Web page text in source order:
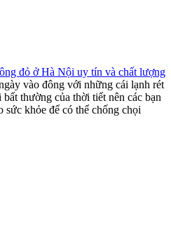
đỏ ở Hà Nội uy tín và chất lượng
vào đông với những cái lạnh rét
thường của thời tiết nên các bạn
sức khỏe để có thể chống chọi